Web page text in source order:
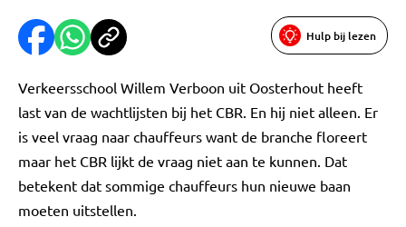
Hulp bij lezen
Verkeersschool Willem Verboon uit Oosterhout heeft
last van de wachtlijsten bij het CBR. En hij niet alleen. Er
is veel vraag naar chauffeurs want de branche floreert
maar het CBR lijkt de vraag niet aan te kunnen. Dat
betekent dat sommige chauffeurs hun nieuwe baan
moeten uitstellen.